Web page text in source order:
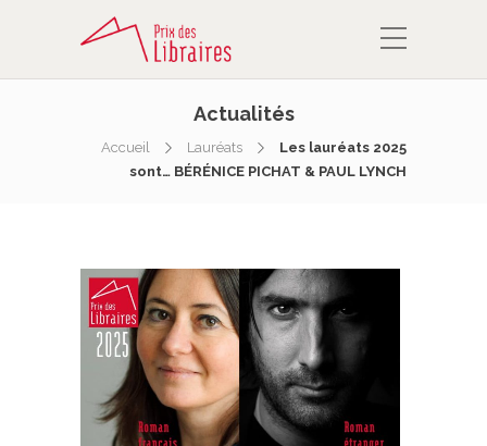
Actualités
Accueil Lauréats
Les lauréats 2025
sont… BÉRÉNICE PICHAT & PAUL LYNCH